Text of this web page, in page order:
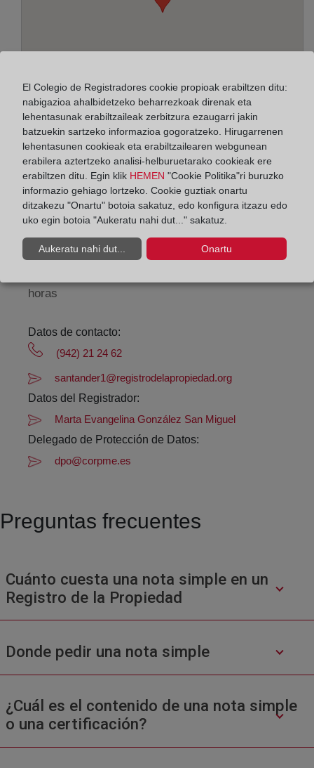
Helbidea:
Castelar, 45 - entresuelo drcha., 39004
Horario:
De lunes a viernes de 09:00 a 17:00 horas
Agosto: De lunes a viernes de 09:00 a 14:00 horas
horas
Datos de contacto:
(942) 21 24 62
santander1@registrodelapropiedad.org
Datos del Registrador:
Marta Evangelina González San Miguel
Delegado de Protección de Datos:
dpo@corpme.es
Preguntas frecuentes
Cuánto cuesta una nota simple en un
Registro de la Propiedad
Donde pedir una nota simple
¿Cuál es el contenido de una nota simple
o una certificación?
El Colegio de Registradores cookie propioak erabiltzen ditu:
nabigazioa ahalbidetzeko beharrezkoak direnak eta
lehentasunak erabiltzaileak zerbitzura ezaugarri jakin
batzuekin sartzeko informazioa gogoratzeko. Hirugarrenen
lehentasunen cookieak eta erabiltzailearen webgunean
erabilera aztertzeko analisi-helburuetarako cookieak ere
erabiltzen ditu. Egin klik HEMEN "Cookie Politika"ri buruzko
informazio gehiago lortzeko. Cookie guztiak onartu
ditzakezu "Onartu" botoia sakatuz, edo konfigura itzazu edo
uko egin botoia "Aukeratu nahi dut..." sakatuz.
Aukeratu nahi dut... Onartu